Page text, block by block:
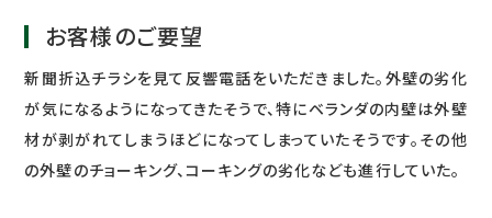
お客様のご要望
新聞折込チラシを見て反響電話をいただきました。外壁の劣化
が気になるようになってきたそうで、特にベランダの内壁は外壁
材が剥がれてしまうほどになってしまっていたそうです。その他
の外壁のチョーキング、コーキングの劣化なども進行していた。